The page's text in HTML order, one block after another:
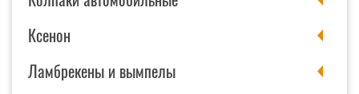
Ксенон
Ламбрекены и вымпелы